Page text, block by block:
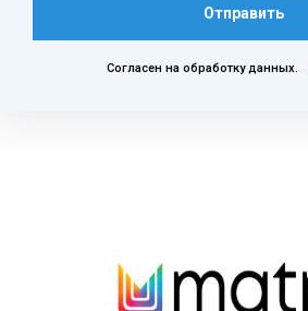
Отправить
Согласен на обработку данных.